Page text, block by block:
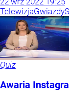
TelewizjaGwiazdy
Quiz
Awaria